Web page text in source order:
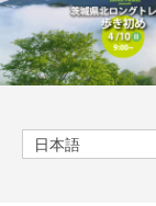
日本語